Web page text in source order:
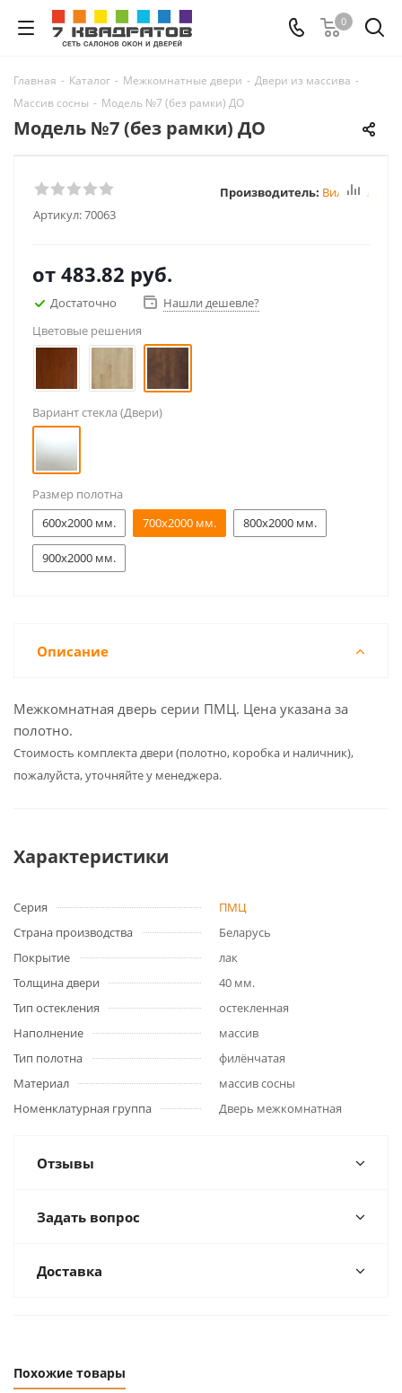
0
Главная - Каталог - Межкомнатные двери - Двери из массива -
Массив сосны - Модель №7 (без рамки) ДО
Модель №7 (без рамки) ДО
Артикул:70063
Производитель: Вилейка
от 483.82 руб.
Достаточно
Нашли дешевле?
Цветовые решения
Вариант стекла (Двери)
Размер полотна
600x2000 мм.
700x2000 мм. 800x2000 мм.
900x2000 мм.
Описание
Межкомнатная дверь серии ПМЦ. Цена указана за
полотно.
Cтоимость комплекта двери (полотно, коробка и наличник),
пожалуйста, уточняйте у менеджера.
Характеристики
Серия
ПМЦ
Страна производства
Беларусь
Покрытие
лак
Толщина двери
40 мм.
Тип остекления
остекленная
Наполнение
массив
Тип полотна
филёнчатая
Материал
массив сосны
Номенклатурная группа
Дверь межкомнатная
Отзывы
Задать вопрос
Доставка
Похожие товары